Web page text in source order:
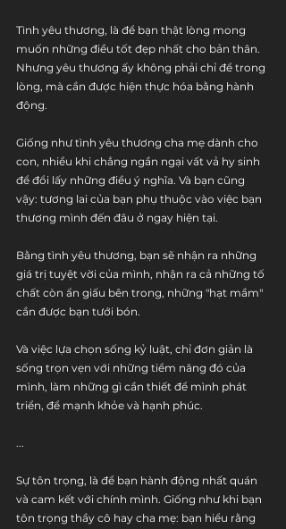
Tình yêu thương, là để bạn thật lòng mong
muốn những điều tốt đẹp nhất cho bản thân.
Nhưng yêu thương ấy không phải chỉ để trong
lòng, mà cần được hiện thực hóa bằng hành
động.
Giống như tình yêu thương cha mẹ dành cho
con, nhiều khi chẳng ngần ngại vất vả hy sinh
để đổi lấy những điều ý nghĩa. Và bạn cũng
vậy: tương lai của bạn phụ thuộc vào việc bạn
thương mình đến đâu ở ngay hiện tại.
Bằng tình yêu thương, bạn sẽ nhận ra những
giá trị tuyệt vời của mình, nhận ra cả những tố
chất còn ẩn giấu bên trong, những "hạt mầm"
cần được bạn tưới bón.
Và việc lựa chọn sống kỷ luật, chỉ đơn giản là
sống trọn vẹn với những tiềm năng đó của
mình, làm những gì cần thiết để mình phát
triển, để mạnh khỏe và hạnh phúc.
...
Sự tôn trọng, là để bạn hành động nhất quán
và cam kết với chính mình. Giống như khi bạn
tôn trọng thầy cô hay cha mẹ: bạn hiểu rằng